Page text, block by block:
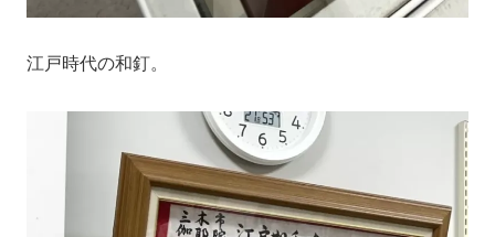
江戸時代の和釘。